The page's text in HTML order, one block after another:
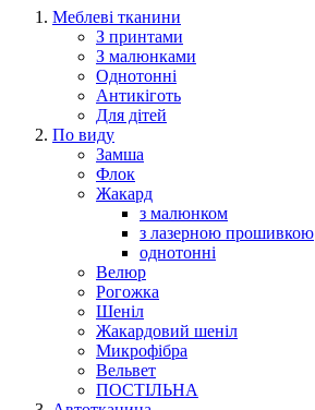
Меблеві тканини
З принтами
З малюнками
Однотонні
Антикіготь
Для дітей
По виду
Замша
Флок
Жакард
з малюнком
з лазерною прошивкою
однотонні
Велюр
Рогожка
Шеніл
Жакардовий шеніл
Микрофібра
Вельвет
ПОСТІЛЬНА